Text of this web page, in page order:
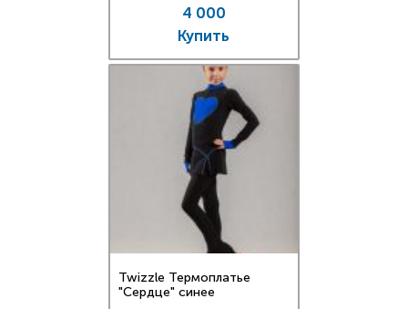
4 000
Купить
Twizzle Термоплатье
"Сердце" синее